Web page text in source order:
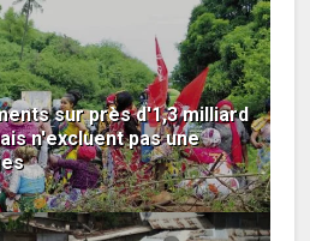
sur près d'1,3 milliard
n'excluent pas une